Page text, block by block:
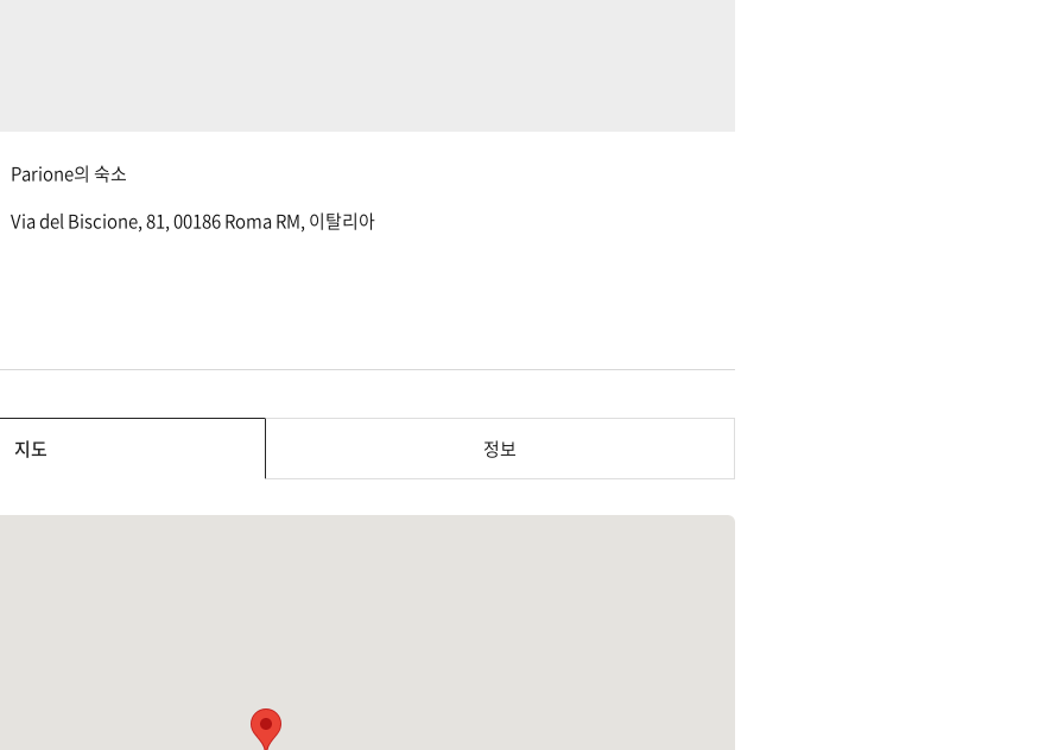
Parione의 숙소
Via del Biscione, 81, 00186 Roma RM, 이탈리아
지도 정보